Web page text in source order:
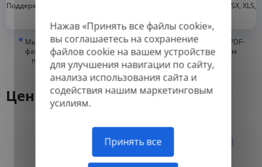
Нажав «Принять все файлы cookie»,
вы соглашаетесь на сохранение
файлов cookie на вашем устройстве
для улучшения навигации по сайту,
анализа использования сайта и
содействия нашим маркетинговым
усилиям.
Принять все
Поддерживаемые форматы: DOC, DOCX, ODT, PDF , CSV, PPTX, XLSX, XLS,
* Мы можем переводить только «истинные» или цифровые PDF-
файлы, а также файлы с возможностью поиска, но не можем
переводить PDF-файлы, состоящие из изображений, или
отсканированные PDF.
Цены
Ежемесячно Ежегодно